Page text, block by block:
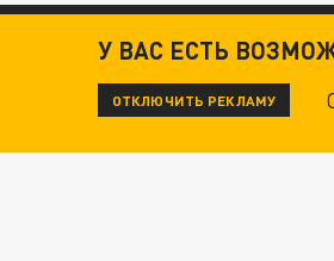
У ВАС ЕСТЬ
ОТКЛЮЧИТЬ РЕКЛАМУ